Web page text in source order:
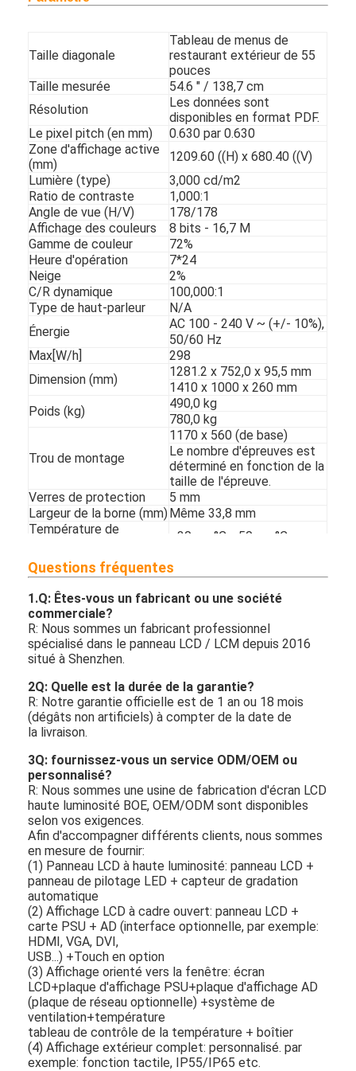
Commande extérieure par des panneaux de menu
petit panneau d'affichage à cristaux liquides
Panneau lisible d'affichage à cristaux liquides de lumière du
Affichage à cristaux liquides élevé de Tni
Panneau d'affichage à cristaux liquides de cadre ouvert
Affichage à cristaux liquides optiquement métallisé
Moniteur d'affichage à cristaux liquides de cadre ouvert
Panneau d'intérieur de menu de Digital
Signage d'intérieur de Digital
Signage imperméable de Digital
Affiche extérieure de Digital
Panneau étiré d'affichage à cristaux liquides
Taille diagonale
Tableau de menus de
restaurant extérieur de 55
pouces
Taille mesurée
54.6 " / 138,7 cm
Résolution
Les données sont
disponibles en format PDF.
Le pixel pitch (en mm)
0.630 par 0.630
Zone d'affichage active
(mm)
1209.60 ((H) x 680.40 ((V)
Lumière (type)
3,000 cd/m2
Ratio de contraste
1,000:1
Angle de vue (H/V)
178/178
Affichage des couleurs
8 bits - 16,7 M
Gamme de couleur
72%
Heure d'opération
7*24
Neige
2%
C/R dynamique
100,000:1
Type de haut-parleur
N/A
Énergie
AC 100 - 240 V ~ (+/- 10%),
50/60 Hz
Max[W/h]
298
Dimension (mm)
1281.2 x 752,0 x 95,5 mm
1410 x 1000 x 260 mm
Poids (kg)
490,0 kg
780,0 kg
Trou de montage
1170 x 560 (de base)
Le nombre d'épreuves est
déterminé en fonction de la
taille de l'épreuve.
Verres de protection
5 mm
Largeur de la borne (mm)Même 33,8 mm
Température de
- 30 ans°C ~ 50 ans°C
Humidité
Pour la protection contre la
corrosion
Le processeur Coretex
Rockchip RK3288 Coretex
A17 1,8 GHz
Interface de mémoire
HYNIX DDR3 2 Go
Réservation
Multimédia
Décodeur vidéo
MPEG-1/2/4, H. Je ne sais
pas.264, WMV, WKV, TS,
FLV
MP3
Questions fréquentes
1.Q: Êtes-vous un fabricant ou une société
commerciale?
R: Nous sommes un fabricant professionnel
spécialisé dans le panneau LCD / LCM depuis 2016
situé à Shenzhen.
2Q: Quelle est la durée de la garantie?
R: Notre garantie officielle est de 1 an ou 18 mois
(dégâts non artificiels) à compter de la date de
la livraison.
3Q: fournissez-vous un service ODM/OEM ou
personnalisé?
R: Nous sommes une usine de fabrication d'écran LCD
haute luminosité BOE, OEM/ODM sont disponibles
selon vos exigences.
Afin d'accompagner différents clients, nous sommes
en mesure de fournir:
(1) Panneau LCD à haute luminosité: panneau LCD +
panneau de pilotage LED + capteur de gradation
automatique
(2) Affichage LCD à cadre ouvert: panneau LCD +
carte PSU + AD (interface optionnelle, par exemple:
HDMI, VGA, DVI,
USB...) +Touch en option
(3) Affichage orienté vers la fenêtre: écran
LCD+plaque d'affichage PSU+plaque d'affichage AD
(plaque de réseau optionnelle) +système de
ventilation+température
tableau de contrôle de la température + boîtier
(4) Affichage extérieur complet: personnalisé. par
exemple: fonction tactile, IP55/IP65 etc.